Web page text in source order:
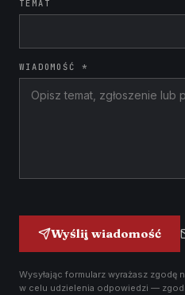
TEMAT
WIADOMOŚĆ *
Wyślij wiadomość
Wysyłając formularz wyrażasz zgodę
w celu udzielenia odpowiedzi —